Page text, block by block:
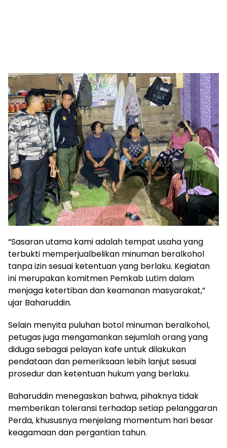
“Sasaran utama kami adalah tempat usaha yang
terbukti memperjualbelikan minuman beralkohol
tanpa izin sesuai ketentuan yang berlaku. Kegiatan
ini merupakan komitmen Pemkab Lutim dalam
menjaga ketertiban dan keamanan masyarakat,”
ujar Baharuddin.
Selain menyita puluhan botol minuman beralkohol,
petugas juga mengamankan sejumlah orang yang
diduga sebagai pelayan kafe untuk dilakukan
pendataan dan pemeriksaan lebih lanjut sesuai
prosedur dan ketentuan hukum yang berlaku.
Baharuddin menegaskan bahwa, pihaknya tidak
memberikan toleransi terhadap setiap pelanggaran
Perda, khususnya menjelang momentum hari besar
keagamaan dan pergantian tahun.